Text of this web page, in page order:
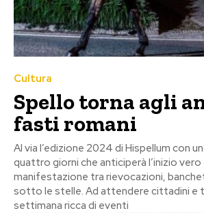
Cultura
Spello torna agli
fasti romani
Al via l’edizione 2024 di Hispellum con
quattro giorni che anticiperà l’inizio
manifestazione tra rievocazioni,
sotto le stelle. Ad attendere cittadini e
settimana ricca di eventi